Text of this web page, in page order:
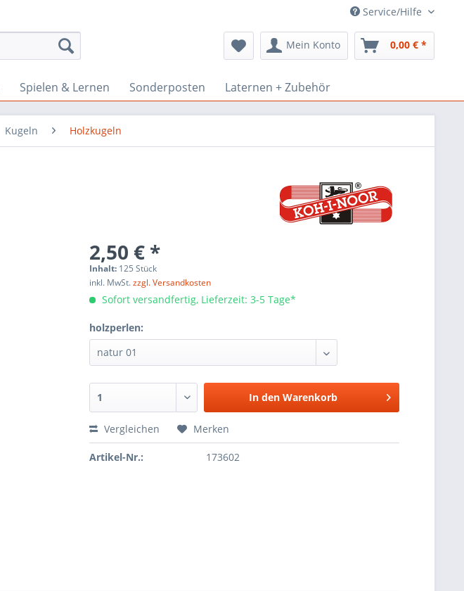
Service/Hilfe
Mein Konto 0,00 € *
Spielen & Lernen Sonderposten Laternen + Zubehör
Kugeln Holzkugeln
2,50 € *
Inhalt: 125 Stück
inkl. MwSt.zzgl. Versandkosten
Sofort versandfertig, Lieferzeit: 3-5 Tage*
holzperlen:
In den Warenkorb
Vergleichen Merken
Artikel-Nr.: 173602